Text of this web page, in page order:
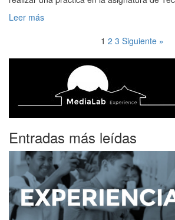
Leer más
1 2 3 Siguiente »
Entradas más leídas